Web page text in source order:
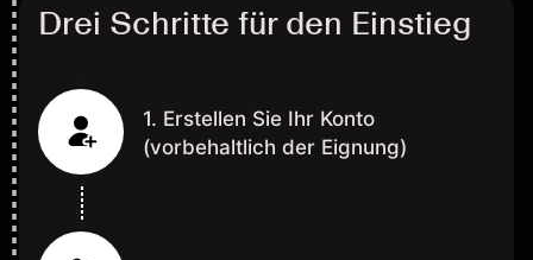
Drei Schritte für den Einstieg
1. Erstellen Sie Ihr Konto
(vorbehaltlich der Eignung)